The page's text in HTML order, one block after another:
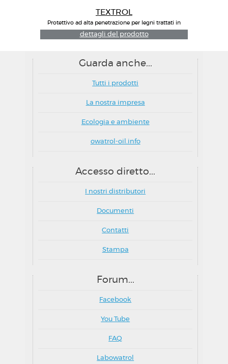
TEXTROL
Protettivo ad alta penetrazione per legni trattati in
autoclave e non
dettagli del prodotto
Guarda anche...
Tutti i prodotti
La nostra impresa
Ecologia e ambiente
owatrol-oil.info
Accesso diretto...
I nostri distributori
Documenti
Contatti
Stampa
Forum...
Facebook
You Tube
FAQ
Labowatrol